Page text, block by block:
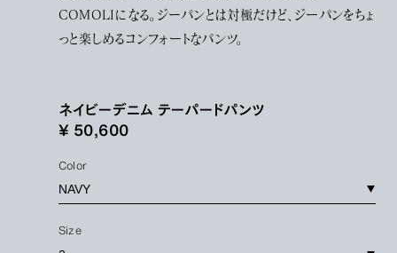
COMOLIになる。ジーパンとは対極だけど、ジーパンをちょ
っと楽しめるコンフォートなパンツ。
ネイビーデニム テーパードパンツ
¥ 50,600
Color
Size